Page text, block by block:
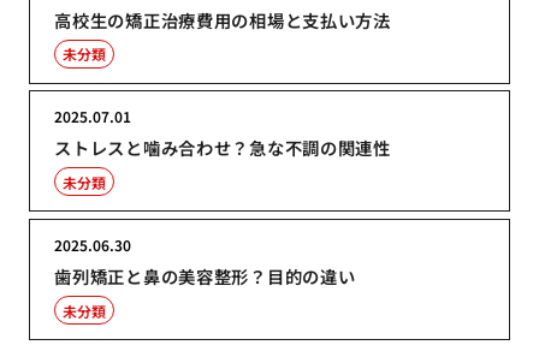
高校生の矯正治療費用の相場と支払い方法
未分類
ストレスと噛み合わせ？急な不調の関連性
2025.07.01
未分類
歯列矯正と鼻の美容整形？目的の違い
2025.06.30
未分類